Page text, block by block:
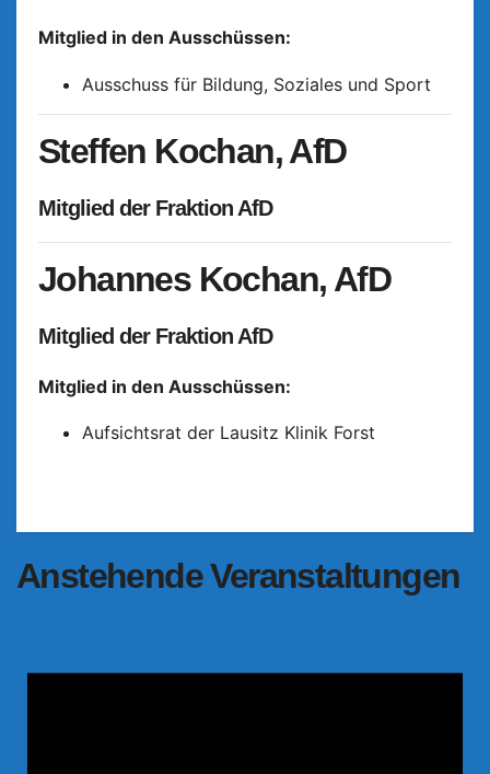
Mitglied in den Ausschüssen:
Ausschuss für Bildung, Soziales und Sport
Steffen Kochan, AfD
Mitglied der Fraktion AfD
Johannes Kochan, AfD
Mitglied der Fraktion AfD
Mitglied in den Ausschüssen:
Aufsichtsrat der Lausitz Klinik Forst
Anstehende Veranstaltungen